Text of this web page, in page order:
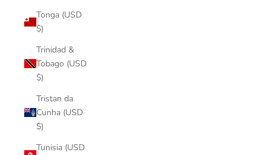
Tonga (USD
$)
Trinidad &
Tobago (USD
$)
Tristan da
Cunha (USD
$)
Tunisia (USD